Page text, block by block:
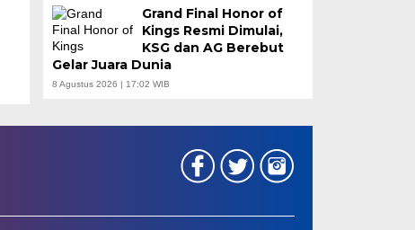
Grand Final Honor of
Kings Resmi Dimulai,
KSG dan AG Berebut
Gelar Juara Dunia
8 Agustus 2026 | 17:02 WIB